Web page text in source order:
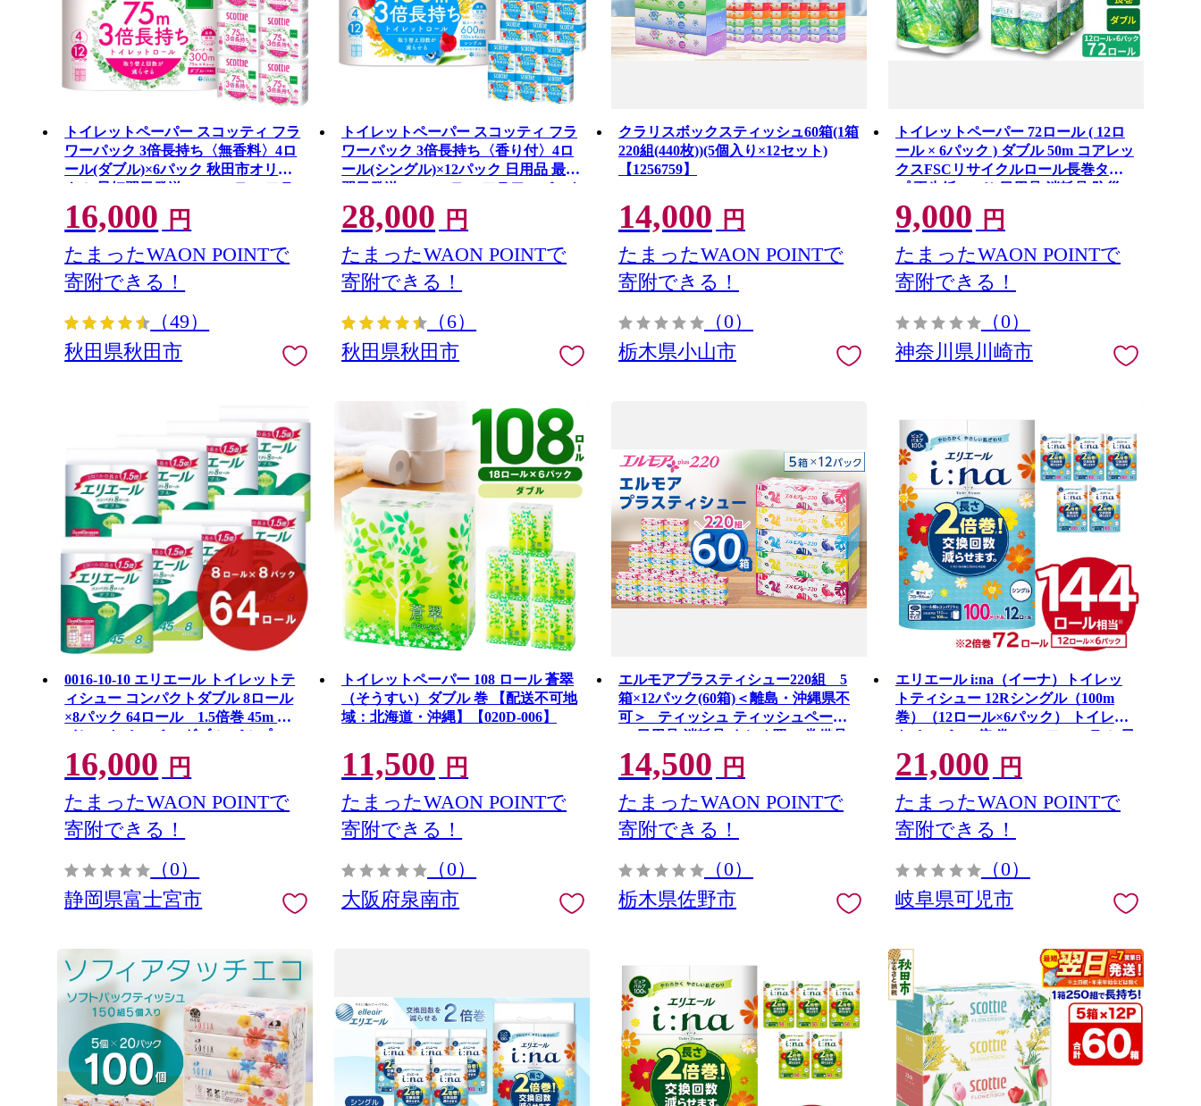
トイレットペーパー スコッティ フラ
ワーパック 3倍長持ち〈無香料〉4ロ
ール(ダブル)×6パック 秋田市オリジ
ナル 最短翌日発送 [スコッティ フラ
ワーパック トイレットペーパー 日本
製紙クレシア 新生活] 秋田県秋田市
16,000 円
たまったWAON POINTで
寄附できる！
（49）
秋田県秋田市
トイレットペーパー スコッティ フラ
ワーパック 3倍長持ち〈香り付〉4ロ
ール(シングル)×12パック 日用品 最短
翌日発送 [スコッティ フラワーパック
トイレットペーパー 日本製紙クレシ
ア 新生活] 秋田県秋田市
28,000 円
たまったWAON POINTで
寄附できる！
（6）
秋田県秋田市
クラリスボックスティッシュ60箱(1箱
220組(440枚))(5個入り×12セット)
【1256759】
14,000 円
たまったWAON POINTで
寄附できる！
（0）
栃木県小山市
トイレットペーパー 72ロール ( 12ロ
ール × 6パック ) ダブル 50m コアレッ
クスFSCリサイクルロール長巻タイ
プ 再生紙 100％ 日用品 消耗品 防災
備蓄 トイレットペーパー トイレ 神奈
川県 川崎市 トイレットペーパー 新生
活 生活雑貨 生活用品 といれっとぺー
ぱー 長持ち 長巻き まとめ 非常 便利
サステナブル エコ トイレットペーパ
9,000 円
たまったWAON POINTで
寄附できる！
（0）
神奈川県川崎市
0016-10-10 エリエール トイレットテ
ィシュー コンパクトダブル 8ロール
×8パック 64ロール 1.5倍巻 45m ト
イレットペーパー ダブル パルプ
100％ 香りつき 日用品 消耗品 備蓄
16,000 円
たまったWAON POINTで
寄附できる！
（0）
静岡県富士宮市
トイレットペーパー 108 ロール 蒼翠
（そうすい）ダブル 巻 【配送不可地
域：北海道・沖縄】【020D-006】
11,500 円
たまったWAON POINTで
寄附できる！
（0）
大阪府泉南市
エルモアプラスティシュー220組 5
箱×12パック(60箱)＜離島・沖縄県不
可＞_ ティッシュ ティッシュペーパ
ー 日用品 消耗品 まとめ買い 常備品
生活用品 ボックスティッシュ
【1333461】
14,500 円
たまったWAON POINTで
寄附できる！
（0）
栃木県佐野市
エリエール i:na（イーナ）トイレッ
トティシュー 12Rシングル（100m
巻）（12ロール×6パック） トイレッ
トペーパー 2倍 巻 エコ フローラル 日
用品 トイレ 香り付き 新生活 備蓄 防
災 消耗品 生活雑貨 生活用品 コンパ
クト 岐阜県 可児市 0095-005
21,000 円
たまったWAON POINTで
寄附できる！
（0）
岐阜県可児市